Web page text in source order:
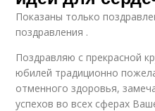
Показаны только
поздравления .
Поздравляю с прекрасной
юбилей традиционно
отменного здоровья,
успехов во всех сферах